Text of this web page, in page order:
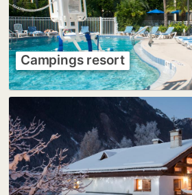
Campings resort